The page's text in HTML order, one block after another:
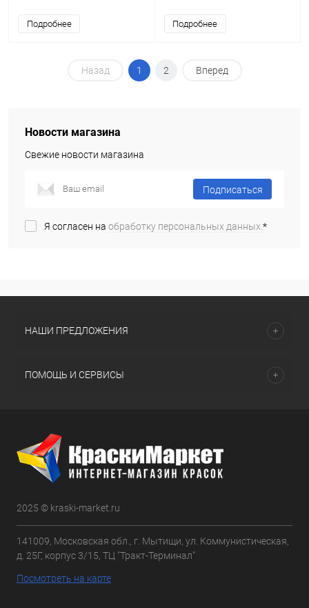
Подробнее Подробнее
Назад 1 2 Вперед
Новости магазина
Свежие новости магазина
Подписаться
Я согласен на обработку персональных данных.*
НАШИ ПРЕДЛОЖЕНИЯ
ПОМОЩЬ И СЕРВИСЫ
2025 © kraski-market.ru
141009, Московская обл., г. Мытищи, ул. Коммунистическая,
д. 25Г, корпус 3/15, ТЦ "Тракт-Терминал"
Посмотреть на карте